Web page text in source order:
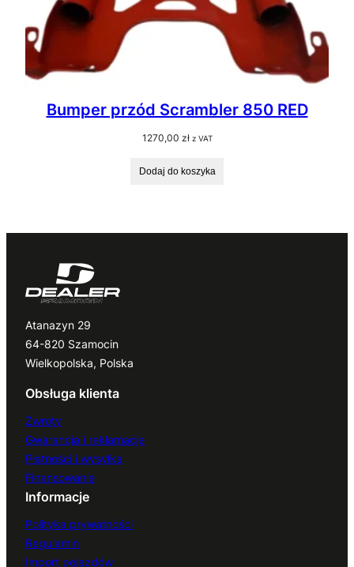
Bumper przód Scrambler 850 RED
1270,00 zł z VAT
Dodaj do koszyka
Atanazyn 29
64-820 Szamocin
Wielkopolska, Polska
Obsługa klienta
Zwroty
Gwarancja i reklamacje
Płatności i wysyłka
Finansowanie
Informacje
Polityka prywatności
Regulamin
Import pojazdów